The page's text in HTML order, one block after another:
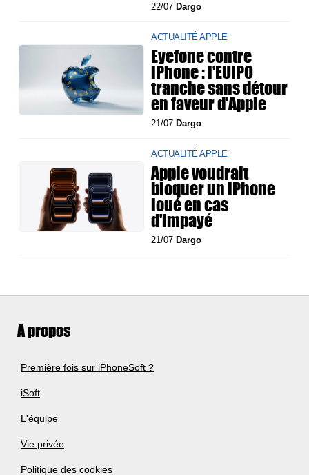
22/07 Dargo
ACTUALITÉ APPLE
Eyefone contre
iPhone : l'EUIPO
tranche sans détour
en faveur d'Apple
21/07 Dargo
ACTUALITÉ APPLE
Apple voudrait
bloquer un iPhone
loué en cas
d'impayé
21/07 Dargo
A propos
Première fois sur iPhoneSoft ?
iSoft
L'équipe
Vie privée
Politique des cookies